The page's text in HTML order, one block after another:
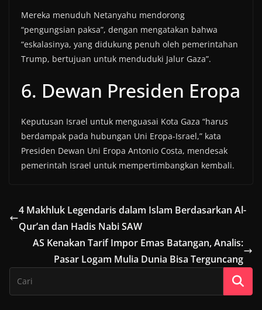
Mereka menuduh Netanyahu mendorong
“pengungsian paksa”, dengan mengatakan bahwa
“eskalasinya, yang didukung penuh oleh pemerintahan
Trump, bertujuan untuk menduduki Jalur Gaza”.
6. Dewan Presiden Eropa
Keputusan Israel untuk menguasai Kota Gaza “harus
berdampak pada hubungan Uni Eropa-Israel,” kata
Presiden Dewan Uni Eropa Antonio Costa, mendesak
pemerintah Israel untuk mempertimbangkan kembali.
4 Makhluk Legendaris dalam Islam Berdasarkan Al-
Qur’an dan Hadis Nabi SAW
AS Kenakan Tarif Impor Emas Batangan, Analis:
Pasar Logam Mulia Dunia Bisa Terguncang